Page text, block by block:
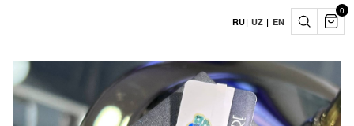
RU| UZ | EN
0